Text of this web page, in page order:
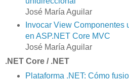
José María Aguilar
Invocar View Componentes
en ASP.NET Core MVC
José María Aguilar
.NET Core / .NET
Plataforma .NET: Cómo